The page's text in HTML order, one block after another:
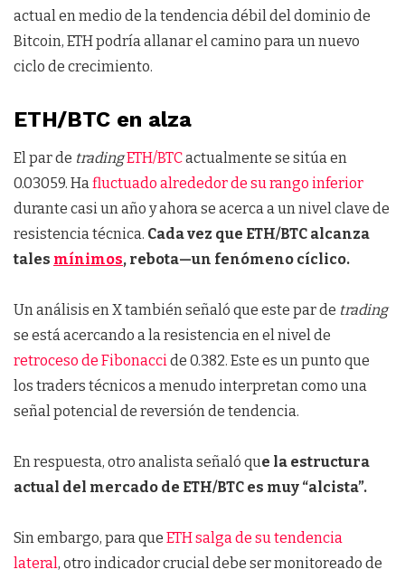
actual en medio de la tendencia débil del dominio de
Bitcoin, ETH podría allanar el camino para un nuevo
ciclo de crecimiento.
ETH/BTC en alza
El par de tradingETH/BTCactualmente se sitúa en
0.03059. Hafluctuado alrededor de su rango inferior
durante casi un año y ahora se acerca a un nivel clave de
resistencia técnica. Cada vez que ETH/BTC alcanza
tales mínimos, rebota—un fenómeno cíclico.
Un análisis en X también señaló que este par de trading
se está acercando a la resistencia en el nivel de
retroceso de Fibonaccide 0.382. Este es un punto que
los traders técnicos a menudo interpretan como una
señal potencial de reversión de tendencia.
En respuesta, otro analista señaló que la estructura
actual del mercado de ETH/BTC es muy “alcista”.
Sin embargo, para que ETH salga de su tendencia
lateral, otro indicador crucial debe ser monitoreado de